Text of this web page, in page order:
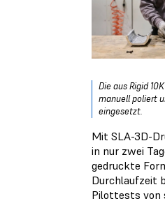
Die aus Rigid
manuell poliert
eingesetzt.
Mit SLA-3D-
in nur zwei
gedruckte
Durchlaufzeit
Pilottests von